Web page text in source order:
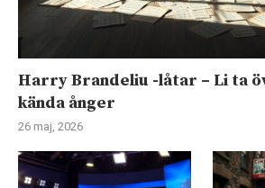
Harry Brandeliu -låtar – Li ta
kända ånger
26 maj, 2026